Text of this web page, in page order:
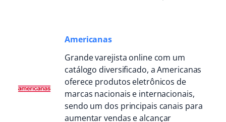
Americanas
Grande varejista online com um
catálogo diversificado, a Americanas
oferece produtos eletrônicos de
marcas nacionais e internacionais,
sendo um dos principais canais para
aumentar vendas e alcançar